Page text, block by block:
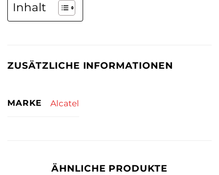
Inhalt
ZUSÄTZLICHE INFORMATIONEN
MARKE Alcatel
ÄHNLICHE PRODUKTE